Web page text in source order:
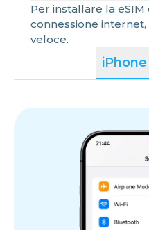
iPhone
Per installare la eSIM
connessione
veloce.